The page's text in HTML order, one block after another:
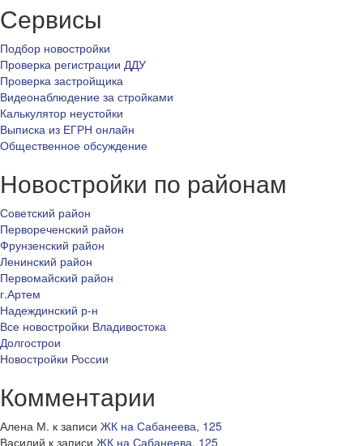
Сервисы
Подбор новостройки
Проверка регистрации ДДУ
Проверка застройщика
Видеонаблюдение за стройками
Калькулятор неустойки
Выписка из ЕГРН онлайн
Общественное обсуждение
Новостройки по районам
Советский район
Первореченский район
Фрунзенский район
Ленинский район
Первомайский район
г.Артем
Надеждинский р-н
Все новостройки Владивостока
Долгострои
Новостройки России
Комментарии
Алена М. к записи ЖК на Сабанеева, 125
Василий к записи ЖК на Сабанеева, 125